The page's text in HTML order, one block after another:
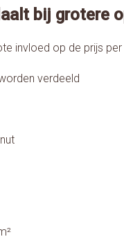
bij grotere
invloed op de prijs
verdeeld